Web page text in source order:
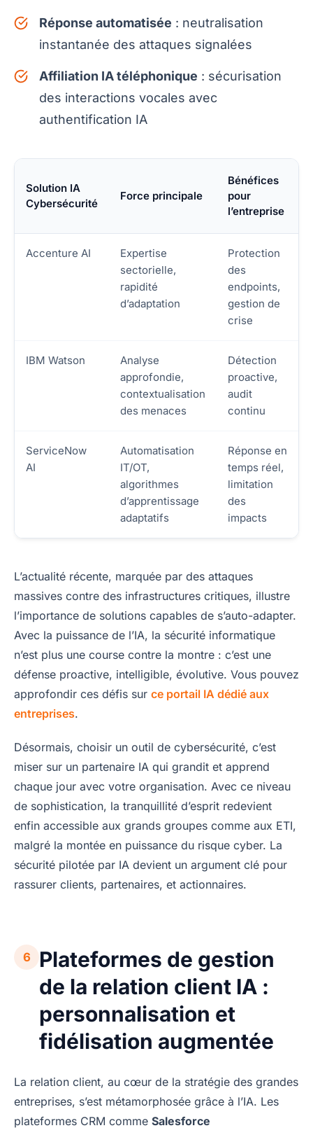
Réponse automatisée : neutralisation
instantanée des attaques signalées
Affiliation IA téléphonique : sécurisation
des interactions vocales avec
authentification IA
Solution IA
Cybersécurité
Force principale
Bénéfices
pour
l’entreprise
Accenture AI
Expertise
sectorielle,
rapidité
d’adaptation
Protection
des
endpoints,
gestion de
crise
IBM Watson
Analyse
approfondie,
contextualisation
des menaces
Détection
proactive,
audit
continu
ServiceNow
AI
Automatisation
IT/OT,
algorithmes
d’apprentissage
adaptatifs
Réponse en
temps réel,
limitation
des
impacts
L’actualité récente, marquée par des attaques
massives contre des infrastructures critiques, illustre
l’importance de solutions capables de s’auto-adapter.
Avec la puissance de l’IA, la sécurité informatique
n’est plus une course contre la montre : c’est une
défense proactive, intelligible, évolutive. Vous pouvez
approfondir ces défis sur ce portail IA dédié aux
entreprises.
Désormais, choisir un outil de cybersécurité, c’est
miser sur un partenaire IA qui grandit et apprend
chaque jour avec votre organisation. Avec ce niveau
de sophistication, la tranquillité d’esprit redevient
enfin accessible aux grands groupes comme aux ETI,
malgré la montée en puissance du risque cyber. La
sécurité pilotée par IA devient un argument clé pour
rassurer clients, partenaires, et actionnaires.
6
Plateformes de gestion
de la relation client IA :
personnalisation et
fidélisation augmentée
La relation client, au cœur de la stratégie des grandes
entreprises, s’est métamorphosée grâce à l’IA. Les
plateformes CRM comme Salesforce